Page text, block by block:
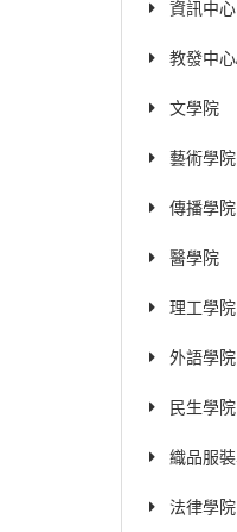
資訊中
教發中
文學院
藝術學院
傳播學院
醫學院
理工學院
外語學院
民生學院
織品服
法律學院